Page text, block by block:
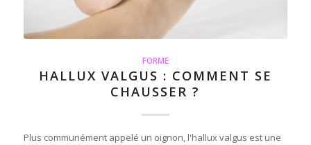
FORME
HALLUX VALGUS : COMMENT SE
CHAUSSER ?
Plus communément appelé un oignon, l'hallux valgus est une